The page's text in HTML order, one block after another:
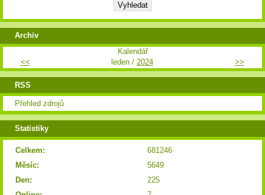
Archiv
Kalendář
<<
leden / 2024 >>
RSS
Přehled zdrojů
Statistiky
Celkem:
681246
Měsíc:
5649
Den:
225